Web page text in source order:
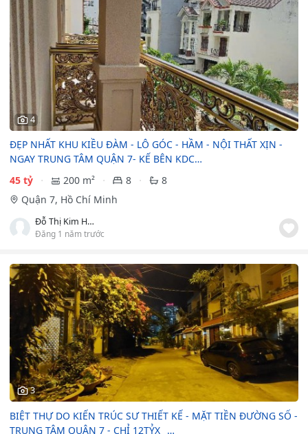
4
ĐẸP NHẤT KHU KIỀU ĐÀM - LÔ GÓC - HẦM - NỘI THẤT XỊN -
NGAY TRUNG TÂM QUẬN 7- KẾ BÊN KDC…
45 tỷ
200 m² 8
8
Quận 7, Hồ Chí Minh
Đỗ Thị Kim Huyền
Đăng 1 năm trước
3
BIỆT THỰ DO KIẾN TRÚC SƯ THIẾT KẾ - MẶT TIỀN ĐƯỜNG SỐ -
TRUNG TÂM QUẬN 7 - CHỈ 12TỶX _…